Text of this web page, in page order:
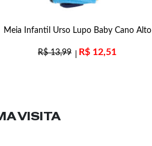
Meia Infantil Urso Lupo Baby Cano Alto
R$13,99 R$ 12,51
VISITA